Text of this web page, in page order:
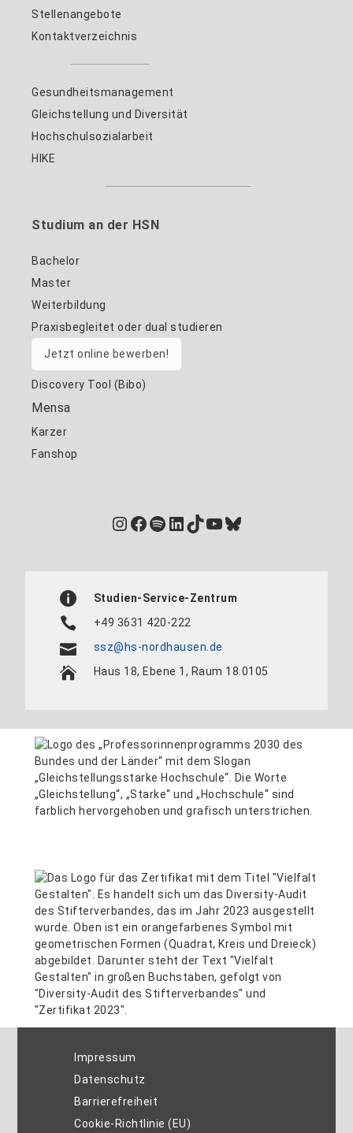
Stellenangebote
Kontaktverzeichnis
Gesundheitsmanagement
Gleichstellung und Diversität
Hochschulsozialarbeit
HIKE
Studium an der HSN
Bachelor
Master
Weiterbildung
Praxisbegleitet oder dual studieren
Jetzt online bewerben!
Discovery Tool (Bibo)
Mensa
Karzer
Fanshop
Instagram
Facebook
Spotify
LinkedIn
TikTok
YouTube
Bluesky
Studien-Service-Zentrum
+49 3631 420-222
ssz@hs-nordhausen.de
Haus 18, Ebene 1, Raum 18.0105
Impressum
Datenschutz
Barrierefreiheit
Cookie-Richtlinie (EU)